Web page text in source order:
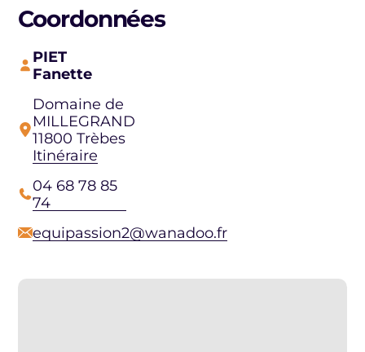
Coordonnées
PIET
Fanette
Domaine de
MILLEGRAND
11800 Trèbes
Itinéraire
04 68 78 85
74
equipassion2@wanadoo.fr